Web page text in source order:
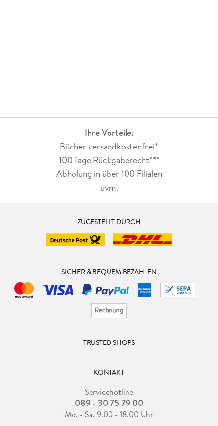
Ihre Vorteile:
Bücher versandkostenfrei*
100 Tage Rückgaberecht***
Abholung in über 100 Filialen
uvm.
ZUGESTELLT DURCH
SICHER & BEQUEM BEZAHLEN
TRUSTED SHOPS
KONTAKT
Servicehotline
089 - 30 75 79 00
Mo. - Sa. 9.00 - 18.00 Uhr